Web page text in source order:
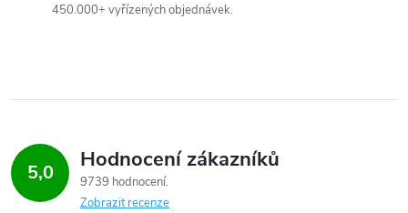
450.000+ vyřízených objednávek.
5,0 Hodnocení zákazníků
9739 hodnocení
Zobrazit recenze